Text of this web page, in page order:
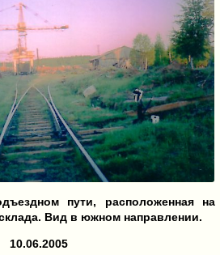
пути, расположенная на
Вид в южном направлении.
10.06.2005